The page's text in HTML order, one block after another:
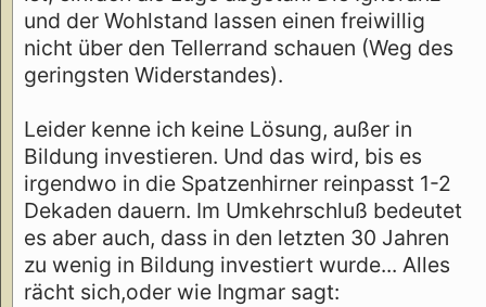
und der Wohlstand lassen einen freiwillig
nicht über den Tellerrand schauen (Weg des
geringsten Widerstandes).
Leider kenne ich keine Lösung, außer in
Bildung investieren. Und das wird, bis es
irgendwo in die Spatzenhirner reinpasst 1-2
Dekaden dauern. Im Umkehrschluß bedeutet
es aber auch, dass in den letzten 30 Jahren
zu wenig in Bildung investiert wurde... Alles
rächt sich,oder wie Ingmar sagt: